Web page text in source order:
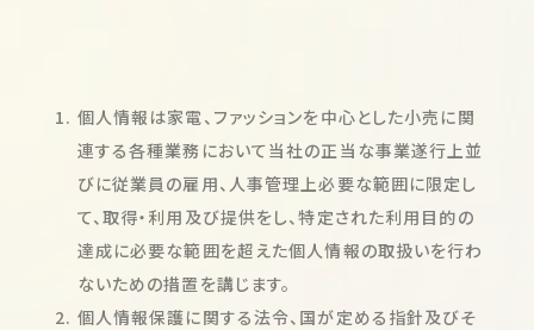
個人情報は家電、ファッションを中心とした小売に関
連する各種業務において当社の正当な事業遂行上並
びに従業員の雇用、人事管理上必要な範囲に限定し
て、取得・利用及び提供をし、特定された利用目的の
達成に必要な範囲を超えた個人情報の取扱いを行わ
ないための措置を講じます。
個人情報保護に関する法令、国が定める指針及びそ